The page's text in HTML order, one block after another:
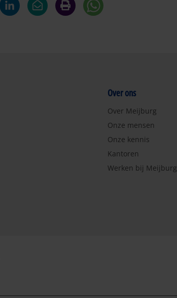
Over ons
Over Meijburg
Onze mensen
Onze kennis
Kantoren
Werken bij Meijburg